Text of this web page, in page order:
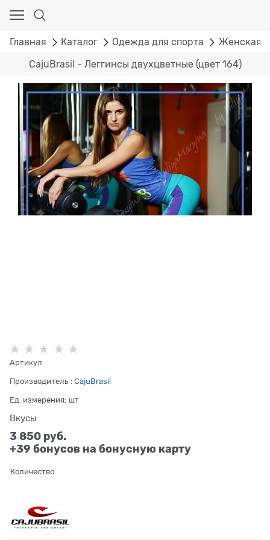
Главная Каталог Одежда для спорта Женская
CajuBrasil - Леггинсы двухцветные (цвет 164)
Артикул:
Производитель : CajuBrasil
Ед. измерения: шт
Вкусы
3 850 руб.
+39 бонусов на бонусную карту
Количество: